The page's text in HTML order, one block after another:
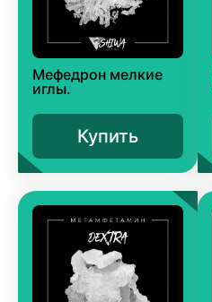
Мефедрон мелкие
иглы.
Купить